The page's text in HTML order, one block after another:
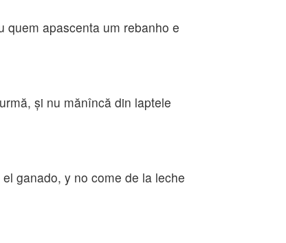
quem apascenta um rebanho e
şi nu mănîncă din laptele
ganado, y no come de la leche